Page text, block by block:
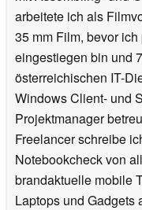
arbeitete ich als
35 mm Film, bevor
eingestiegen bin und
österreichischen IT-
Windows Client- und
Projektmanager
Freelancer schreibe
Notebookcheck von
brandaktuelle mobile
Laptops und Gadgets